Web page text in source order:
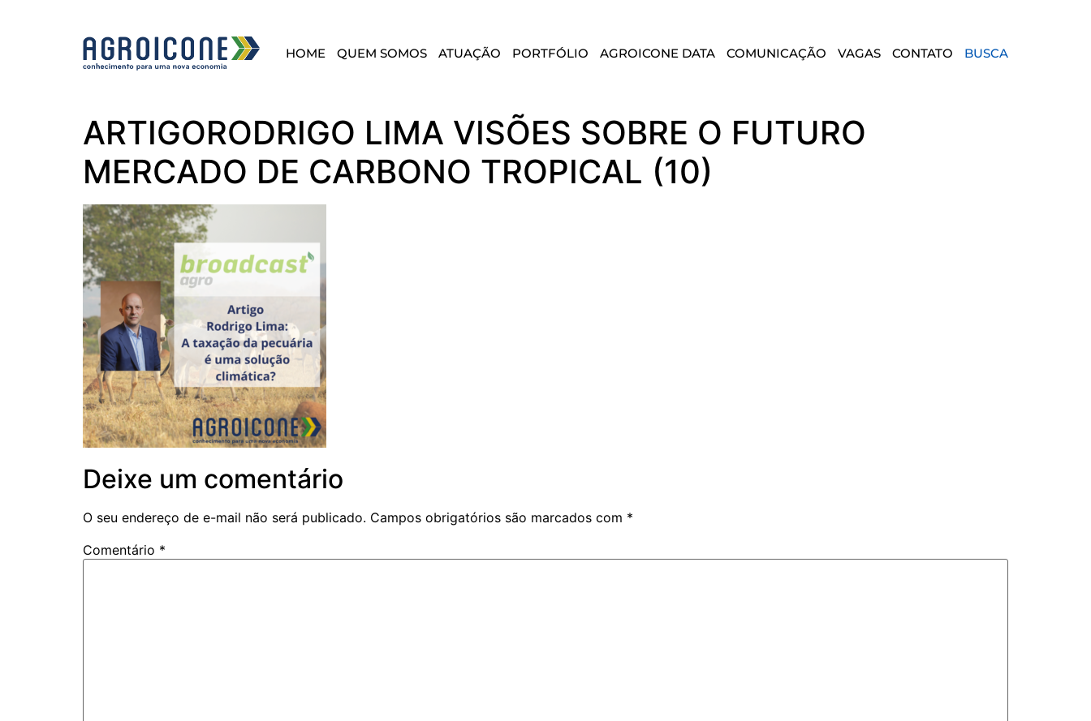
HOME QUEM SOMOS ATUAÇÃO PORTFÓLIO AGROICONE DATA COMUNICAÇÃO VAGAS CONTATO BUSCA
ARTIGORODRIGO LIMA VISÕES SOBRE O FUTURO
MERCADO DE CARBONO TROPICAL (10)
Deixe um comentário
O seu endereço de e-mail não será publicado. Campos obrigatórios são marcados com *
Comentário *